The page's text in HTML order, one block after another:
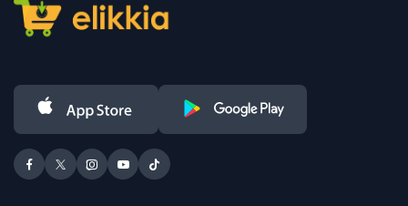
mode, la beauté, l'automobile, le sport, l'électronique grand public,
ainsi que bien d'autres secteurs.